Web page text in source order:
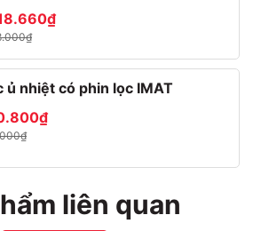
2.0 lít
lượng bao bì: 1337
tích phin lọc: 210 ml
ủ nhiệt có phin lọc IMAT
liên quan